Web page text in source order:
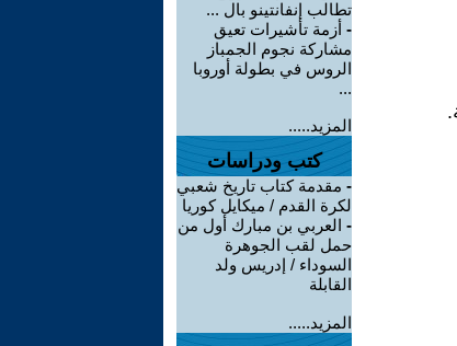
تطالب إنفانتينو بال ...
- أزمة تأشيرات تعيق
مشاركة نجوم الجمباز
الروس في بطولة أوروبا
...
المزيد.....
كتب ودراسات
- مقدمة كتاب تاريخ شعبي
لكرة القدم / ميكايل كوريا
- العربي بن مبارك أول من
حمل لقب الجوهرة
السوداء / إدريس ولد
القابلة
المزيد.....